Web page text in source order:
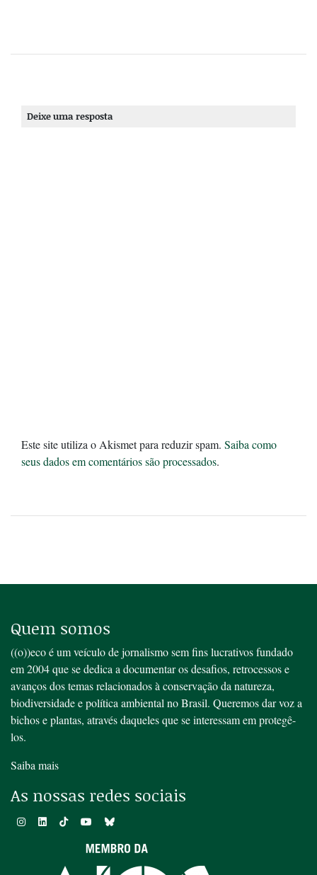
Deixe uma resposta
Este site utiliza o Akismet para reduzir spam. Saiba como
seus dados em comentários são processados.
Quem somos
((o))eco é um veículo de jornalismo sem fins lucrativos fundado
em 2004 que se dedica a documentar os desafios, retrocessos e
avanços dos temas relacionados à conservação da natureza,
biodiversidade e política ambiental no Brasil. Queremos dar voz a
bichos e plantas, através daqueles que se interessam em protegê-
los.
Saiba mais
As nossas redes sociais